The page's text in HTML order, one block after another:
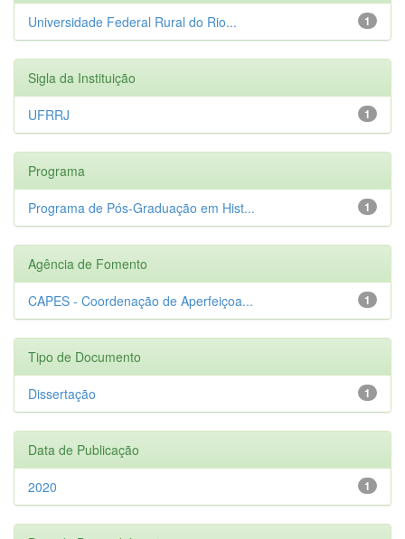
1
Universidade Federal Rural do Rio...
Sigla da Instituição
1
UFRRJ
Programa
1
Programa de Pós-Graduação em Hist...
Agência de Fomento
1
CAPES - Coordenação de Aperfeiçoa...
Tipo de Documento
1
Dissertação
Data de Publicação
1
2020